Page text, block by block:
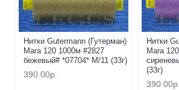
Нитки Gutermann (Гутерман)
Mara 120 1000м #2827
бежевый# *07704* M/11 (33г)
390.00р.
Нитки
Mara
(33г)
390.00р.